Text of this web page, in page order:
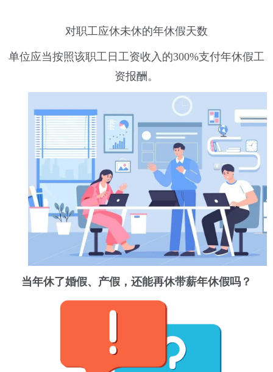
对职工应休未休的年休假天数
单位应当按照该职工日工资收入的300%支付年休假工
资报酬。
当年休了婚假、产假，还能再休带薪年休假吗？